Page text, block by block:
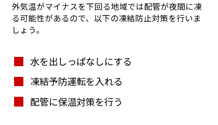
外気温がマイナスを下回る地域では配管が夜間に凍
る可能性があるので、以下の凍結防止対策を行いま
しょう。
水を出しっぱなしにする
凍結予防運転を入れる
配管に保温対策を行う